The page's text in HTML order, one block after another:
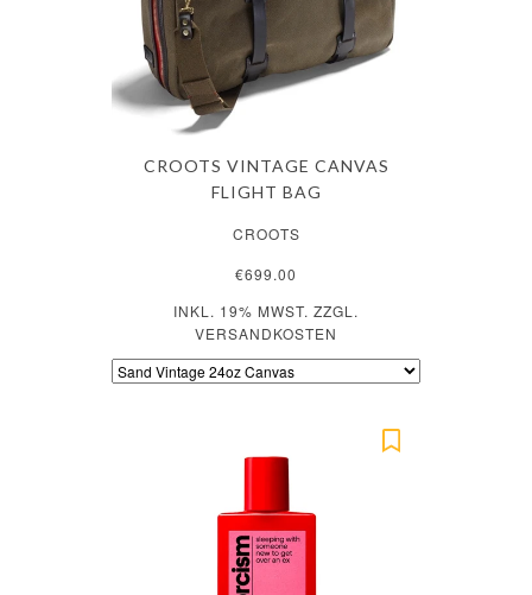
CROOTS VINTAGE CANVAS
FLIGHT BAG
CROOTS
€699.00
INKL. 19% MWST. ZZGL.
VERSANDKOSTEN